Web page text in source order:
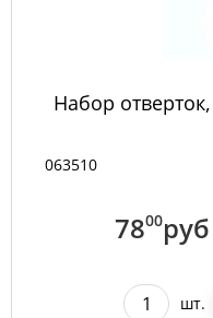
Набор
063510
7800руб
шт.